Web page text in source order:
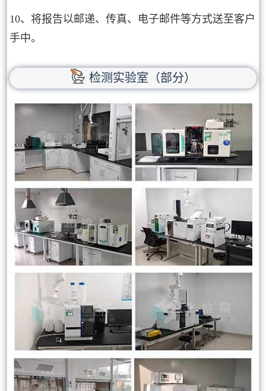
10、将报告以邮递、传真、电子邮件等方式送至客户
手中。
检测实验室（部分）